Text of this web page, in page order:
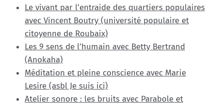
Le vivant par l’entraide des quartiers populaires
avec Vincent Boutry (université populaire et
citoyenne de Roubaix)
Les 9 sens de l’humain avec Betty Bertrand
(Anokaha)
Méditation et pleine conscience avec Marie
Lesire (asbl Je suis ici)
Atelier sonore : les bruits avec Parabole et